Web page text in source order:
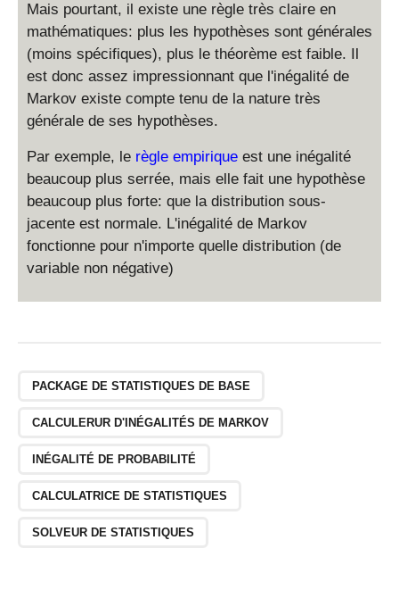
a
}
Mais pourtant, il existe une règle très claire en
mathématiques: plus les hypothèses sont générales
(moins spécifiques), plus le théorème est faible. Il
est donc assez impressionnant que l'inégalité de
Markov existe compte tenu de la nature très
générale de ses hypothèses.
Par exemple, le règle empirique est une inégalité
beaucoup plus serrée, mais elle fait une hypothèse
beaucoup plus forte: que la distribution sous-
jacente est normale. L'inégalité de Markov
fonctionne pour n'importe quelle distribution (de
variable non négative)
PACKAGE DE STATISTIQUES DE BASE
CALCULERUR D'INÉGALITÉS DE MARKOV
INÉGALITÉ DE PROBABILITÉ
CALCULATRICE DE STATISTIQUES
SOLVEUR DE STATISTIQUES